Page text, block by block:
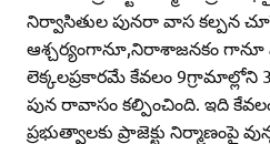
నిర్వాసితుల పునరా వాస కల్పన
ఆశ్చర్యంగానూ,నిరాశాజనకం గానూ
లెక్కలప్రకారమే కేవలం 9గ్రామాల్లోని
పున రావాసం కల్పించింది. ఇది
ప్రభుత్వాలకు ప్రాజెక్టు నిర్మాణంపై